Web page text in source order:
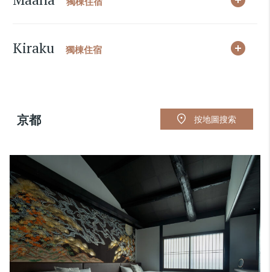
Kiraku 獨棟住宿
京都 按地圖搜索